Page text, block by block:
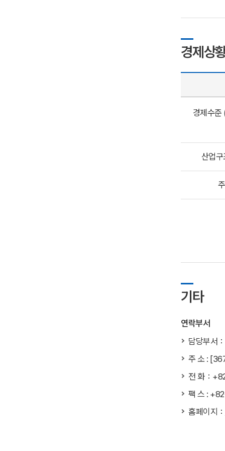
경제상
경제수준
산업
기타
연락부서
담당부서
주 소 :
전 화：
팩 스 :
홈페이지：